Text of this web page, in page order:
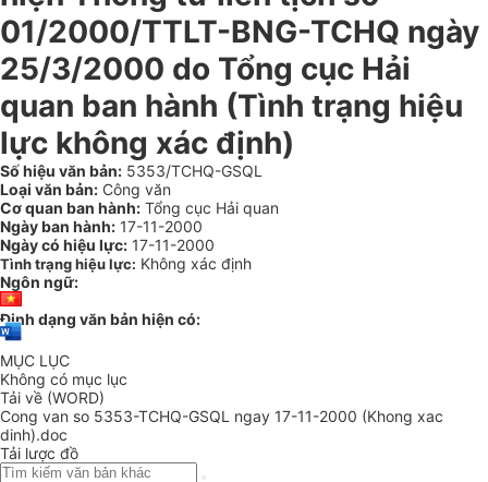
01/2000/TTLT-BNG-TCHQ ngày
25/3/2000 do Tổng cục Hải
quan ban hành (Tình trạng hiệu
lực không xác định)
Số hiệu văn bản: 5353/TCHQ-GSQL
Loại văn bản: Công văn
Cơ quan ban hành: Tổng cục Hải quan
Ngày ban hành: 17-11-2000
Ngày có hiệu lực: 17-11-2000
Tình trạng hiệu lực: Không xác định
Ngôn ngữ:
Định dạng văn bản hiện có:
MỤC LỤC
Không có mục lục
Tải về (WORD)
Cong van so 5353-TCHQ-GSQL ngay 17-11-2000 (Khong xac
dinh).doc
Tải lược đồ